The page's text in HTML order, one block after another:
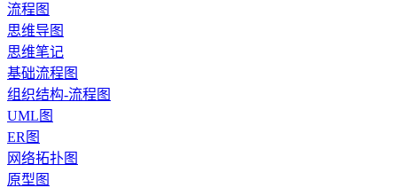
流程图
思维导图
思维笔记
基础流程图
组织结构-流程图
UML图
ER图
网络拓扑图
原型图